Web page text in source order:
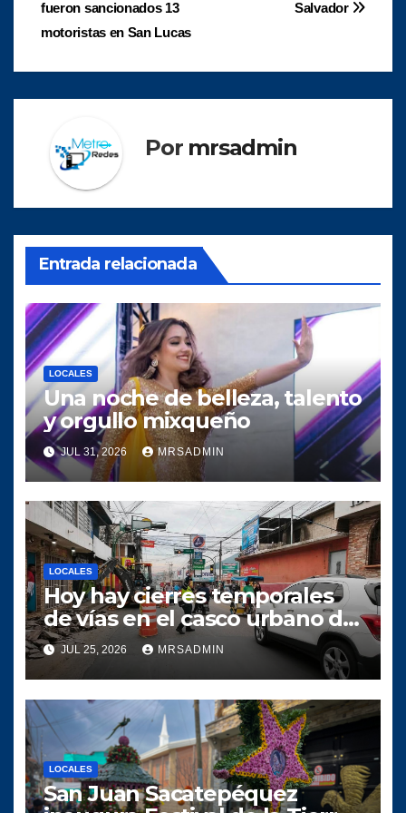
entradas
Salvador
fueron sancionados 13
motoristas en San Lucas
Por mrsadmin
Entrada relacionada
LOCALES
Una noche de belleza, talento
y orgullo mixqueño
JUL 31, 2026 MRSADMIN
LOCALES
Hoy hay cierres temporales
de vías en el casco urbano de
Amatitlán
JUL 25, 2026 MRSADMIN
LOCALES
San Juan Sacatepéquez